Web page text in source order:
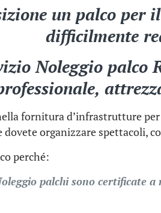
un palco
difficilmente
Noleggio palco
fornitura d’infrastrutture
organizzare spettacoli,
perché:
palchi sono certificate a